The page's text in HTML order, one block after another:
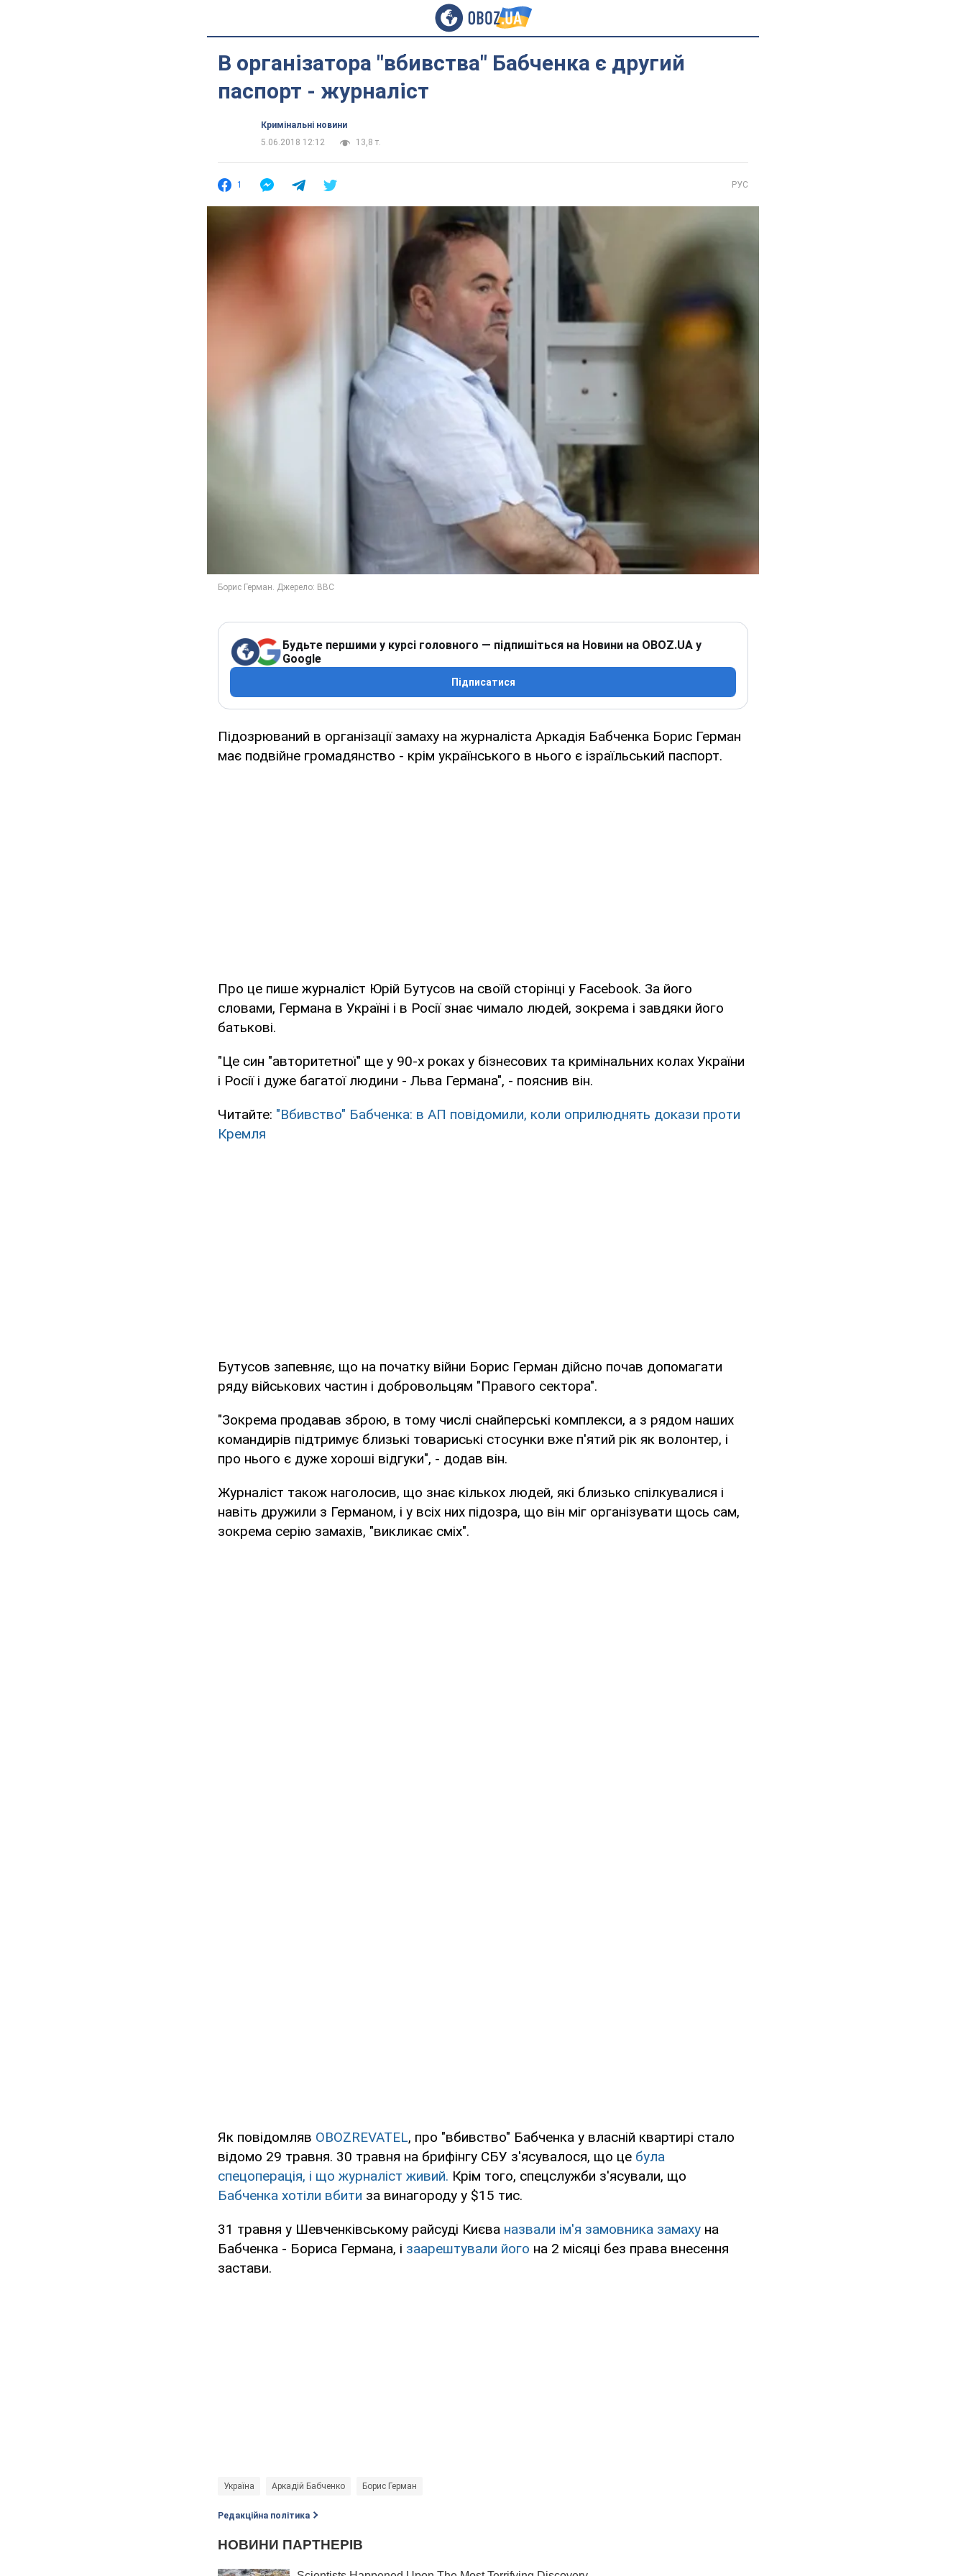
В організатора "вбивства" Бабченка є другий
паспорт - журналіст
Кримінальні новини
5.06.2018 12:12
13,8 т.
1 РУС
Будьте першими у курсі головного — підпишіться на Новини на OBOZ.UA у
Google
Підписатися
Підозрюваний в організації замаху на журналіста Аркадія Бабченка Борис Герман
має подвійне громадянство - крім українського в нього є ізраїльський паспорт.
Про це пише журналіст Юрій Бутусов на своїй сторінці у Facebook. За його
словами, Германа в Україні і в Росії знає чимало людей, зокрема і завдяки його
батькові.
"Це син "авторитетної" ще у 90-х роках у бізнесових та кримінальних колах України
і Росії і дуже багатої людини - Льва Германа", - пояснив він.
Читайте: "Вбивство" Бабченка: в АП повідомили, коли оприлюднять докази проти
Кремля
Бутусов запевняє, що на початку війни Борис Герман дійсно почав допомагати
ряду військових частин і добровольцям "Правого сектора".
"Зокрема продавав зброю, в тому числі снайперські комплекси, а з рядом наших
командирів підтримує близькі товариські стосунки вже п'ятий рік як волонтер, і
про нього є дуже хороші відгуки", - додав він.
Журналіст також наголосив, що знає кількох людей, які близько спілкувалися і
навіть дружили з Германом, і у всіх них підозра, що він міг організувати щось сам,
зокрема серію замахів, "викликає сміх".
Як повідомляв OBOZREVATEL, про "вбивство" Бабченка у власній квартирі стало
відомо 29 травня. 30 травня на брифінгу СБУ з'ясувалося, що це була
спецоперація, і що журналіст живий. Крім того, спецслужби з'ясували, що
Бабченка хотіли вбити за винагороду у $15 тис.
31 травня у Шевченківському райсуді Києва назвали ім'я замовника замаху на
Бабченка - Бориса Германа, і заарештували його на 2 місяці без права внесення
застави.
Україна Аркадій Бабченко Борис Герман
Редакційна політика